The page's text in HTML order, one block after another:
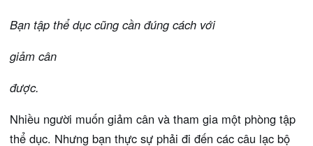
Bạn tập thể dục cũng cần đúng cách với
giảm cân
được.
Nhiều người muốn giảm cân và tham gia một phòng tập
thể dục. Nhưng bạn thực sự phải đi đến các câu lạc bộ